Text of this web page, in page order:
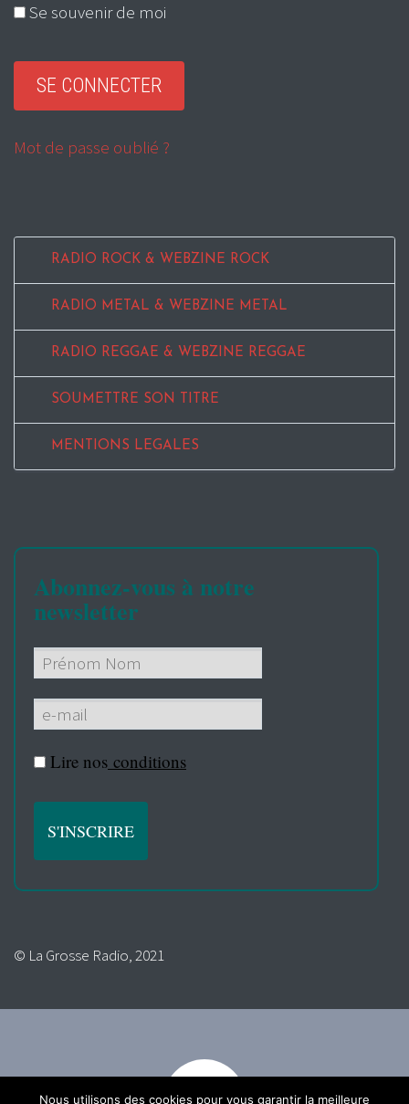
Se souvenir de moi
Mot de passe oublié ?
RADIO ROCK & WEBZINE ROCK
RADIO METAL & WEBZINE METAL
RADIO REGGAE & WEBZINE REGGAE
SOUMETTRE SON TITRE
MENTIONS LEGALES
Abonnez-vous à notre
newsletter
Lire nos conditions
© La Grosse Radio, 2021
Nous utilisons des cookies pour vous garantir la meilleure